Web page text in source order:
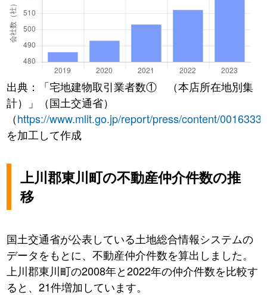
出典：「宅地建物取引業者数① （本店所在地別集
計）」（国土交通省）
（https://www.mlit.go.jp/report/press/content/
を加工して作成
上川郡東川町の不動産仲介件数の推
移
国土交通省が公表している土地総合情報システムの
データをもとに、不動産仲介件数を算出しました。
上川郡東川町の2008年と2022年の仲介件数を比較す
ると、21件増加しています。